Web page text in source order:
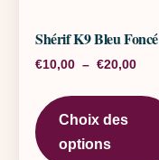
Shérif K9 Bleu Foncé
€10,00 – €20,00
Choix des
options